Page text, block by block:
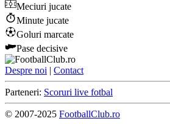
Meciuri jucate
Minute jucate
Goluri marcate
Pase decisive
Despre noi | Contact
Parteneri: Scoruri live fotbal
© 2007-2025 FootballClub.ro